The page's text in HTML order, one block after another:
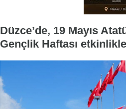
Düzce’de, 19 Mayıs
Gençlik Haftası